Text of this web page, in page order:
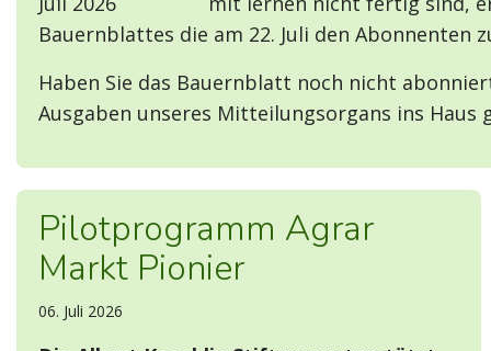
Bauernblattes die am 22. Juli den Abonnenten
Haben Sie das Bauernblatt noch nicht
Ausgaben unseres Mitteilungsorgans ins Haus
Pilotprogramm Agrar
Markt Pionier
06. Juli 2026